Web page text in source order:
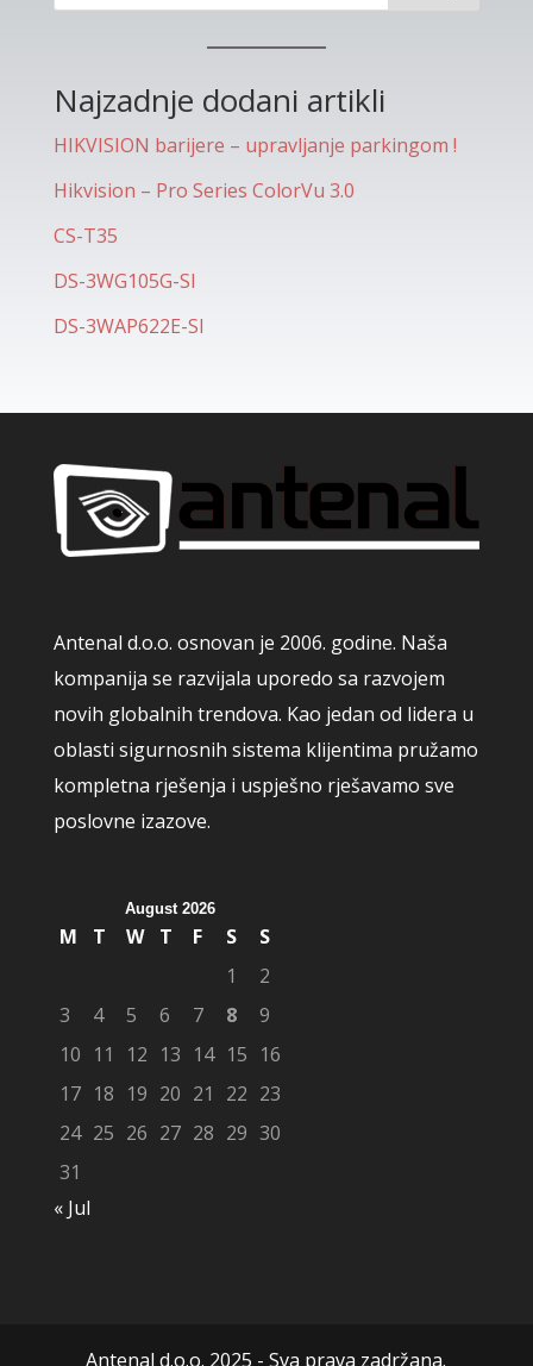
Najzadnje dodani artikli
HIKVISION barijere – upravljanje parkingom !
Hikvision – Pro Series ColorVu 3.0
CS-T35
DS-3WG105G-SI
DS-3WAP622E-SI
Antenal d.o.o. osnovan je 2006. godine. Naša
kompanija se razvijala uporedo sa razvojem
novih globalnih trendova. Kao jedan od lidera u
oblasti sigurnosnih sistema klijentima pružamo
kompletna rješenja i uspješno rješavamo sve
poslovne izazove.
August 2026
M T W T F S
S
1
2
3
4 5 6 7 8
9
10 11 12 13 14 15 16
17 18 19 20 21 22 23
24 25 26 27 28 29 30
31
« Jul
Antenal d.o.o. 2025 - Sva prava zadržana.